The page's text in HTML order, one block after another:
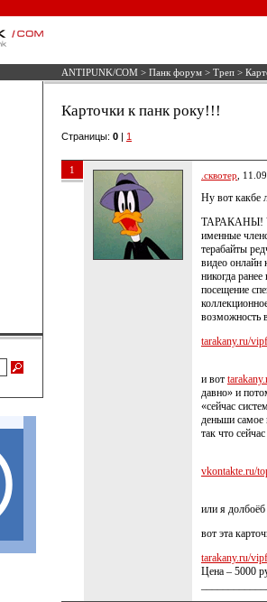
ANTIPUNK/COM > Панк форум > Треп >
Карточки к панк року!!!
Страницы: 0 | 1
1 .сквотер ,
Ну вот какбе
ТАРАКАНЫ!
именные
терабайты
видео онлайн
никогда
посещение
возможность
tarakany.ru/
и вот
давно» и
«сейчас
деньши самое
так что
vkontakte.ru/
или я
вот эта
tarakany.ru/
Цена – 5000